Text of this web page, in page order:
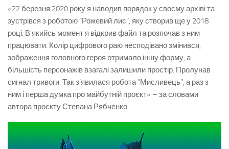
«22 березня 2020 року я наводив порядок у своєму архіві та
зустрівся з роботою “Рожевий лис”, яку створив ще у 2018
році. В якийсь момент я відкрив файл та розпочав з ним
працювати. Колір цифрового раю несподівано змінився,
зображення головного героя отримало іншу форму, а
більшість персонажів взагалі залишили простір. Пролунав
сигнал тривоги. Так з’явилася робота “Мисливець”, а раз з
ним і перша думка про майбутній проєкт» – за словами
автора проєкту Степана Рябченко.